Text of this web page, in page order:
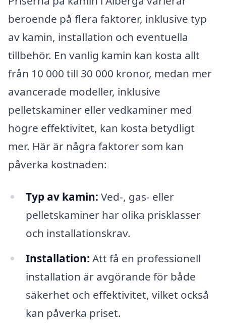
beroende på flera faktorer, inklusive typ
av kamin, installation och eventuella
tillbehör. En vanlig kamin kan kosta allt
från 10 000 till 30 000 kronor, medan mer
avancerade modeller, inklusive
pelletskaminer eller vedkaminer med
högre effektivitet, kan kosta betydligt
mer. Här är några faktorer som kan
påverka kostnaden:
Typ av kamin: Ved-, gas- eller
pelletskaminer har olika prisklasser
och installationskrav.
Installation: Att få en professionell
installation är avgörande för både
säkerhet och effektivitet, vilket också
kan påverka priset.